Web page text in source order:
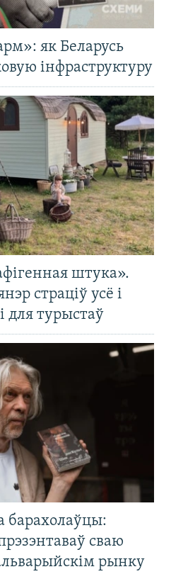
як Беларусь
інфраструктуру
штука».
страціў усё і
для турыстаў
барахолаўцы:
сваю
рынку